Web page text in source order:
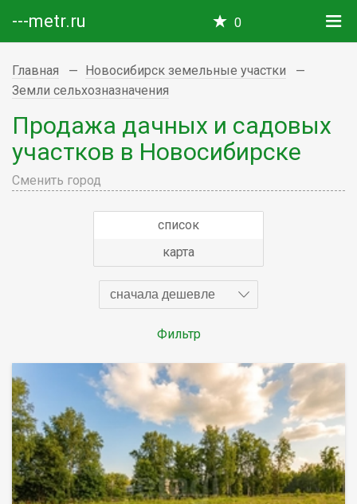
---metr.ru 0
Главная
Новосибирск земельные участки
Земли сельхозназначения
Продажа дачных и садовых
участков в Новосибирске
Сменить город
список
карта
сначала дешевле
Фильтр